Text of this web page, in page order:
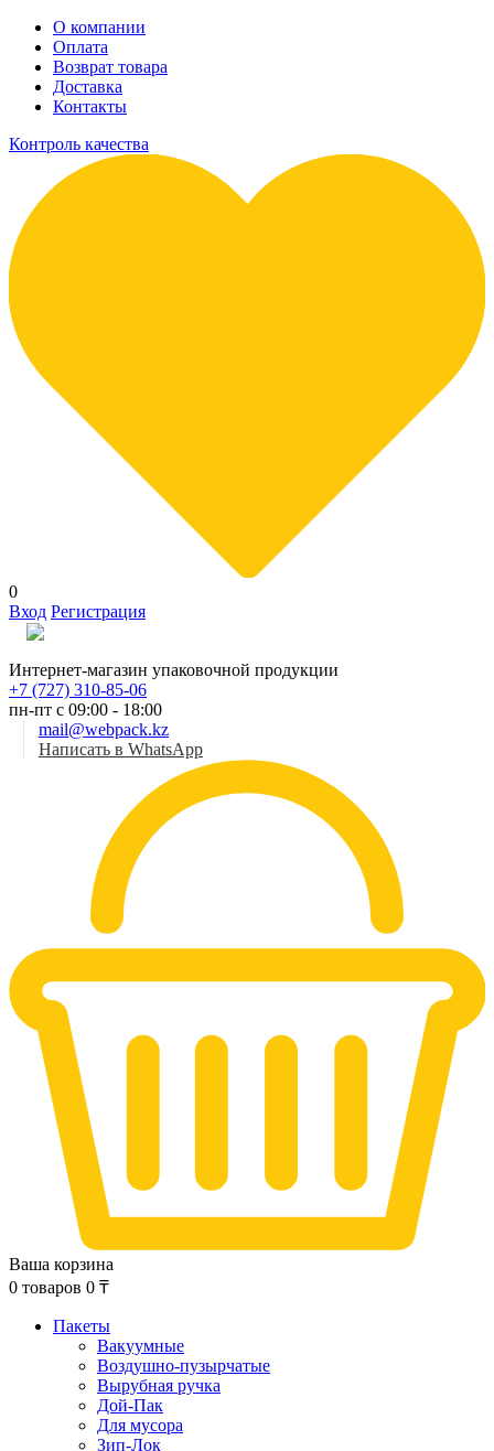
О компании
Оплата
Возврат товара
Доставка
Контакты
Контроль качества
0
Вход Регистрация
Интернет-магазин упаковочной продукции
+7 (727) 310-85-06
пн-пт с 09:00 - 18:00
mail@webpack.kz
Написать в WhatsApp
Ваша корзина
0 товаров 0 ₸
Пакеты
Вакуумные
Воздушно-пузырчатые
Вырубная ручка
Дой-Пак
Для мусора
Зип-Лок